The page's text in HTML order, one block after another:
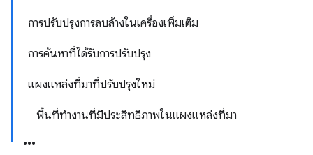
การปรับปรุงการลบล้างในเครื่องเพิ่มเติม
การค้นหาที่ได้รับการปรับปรุง
แผงแหล่งที่มาที่ปรับปรุงใหม่
พื้นที่ทำงานที่มีประสิทธิภาพในแผงแหล่งที่มา